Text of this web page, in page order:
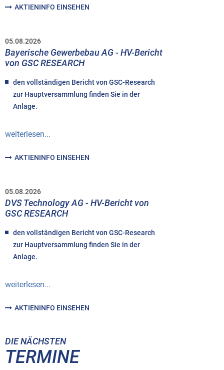
AKTIENINFO EINSEHEN
05.08.2026
Bayerische Gewerbebau AG - HV-Bericht
von GSC RESEARCH
den vollständigen Bericht von GSC-Research
zur Hauptversammlung finden Sie in der
Anlage.
weiterlesen...
AKTIENINFO EINSEHEN
05.08.2026
DVS Technology AG - HV-Bericht von
GSC RESEARCH
den vollständigen Bericht von GSC-Research
zur Hauptversammlung finden Sie in der
Anlage.
weiterlesen...
AKTIENINFO EINSEHEN
DIE NÄCHSTEN
TERMINE